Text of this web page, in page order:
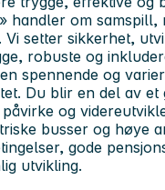
handler om samspill,
setter sikkerhet,
robuste og
spennende og
Du blir en del av et
og
busser og høye
gode
utvikling.